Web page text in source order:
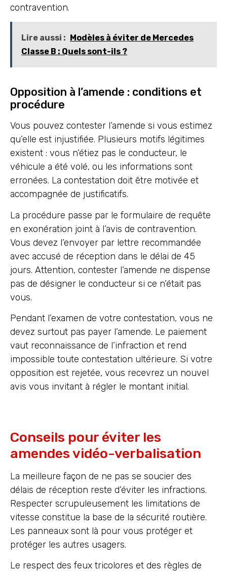
contravention.
Lire aussi : Modèles à éviter de Mercedes
Classe B : Quels sont-ils ?
Opposition à l’amende : conditions et
procédure
Vous pouvez contester l’amende si vous estimez
qu’elle est injustifiée. Plusieurs motifs légitimes
existent : vous n’étiez pas le conducteur, le
véhicule a été volé, ou les informations sont
erronées. La contestation doit être motivée et
accompagnée de justificatifs.
La procédure passe par le formulaire de requête
en exonération joint à l’avis de contravention.
Vous devez l’envoyer par lettre recommandée
avec accusé de réception dans le délai de 45
jours. Attention, contester l’amende ne dispense
pas de désigner le conducteur si ce n’était pas
vous.
Pendant l’examen de votre contestation, vous ne
devez surtout pas payer l’amende. Le paiement
vaut reconnaissance de l’infraction et rend
impossible toute contestation ultérieure. Si votre
opposition est rejetée, vous recevrez un nouvel
avis vous invitant à régler le montant initial.
Conseils pour éviter les
amendes vidéo-verbalisation
La meilleure façon de ne pas se soucier des
délais de réception reste d’éviter les infractions.
Respecter scrupuleusement les limitations de
vitesse constitue la base de la sécurité routière.
Les panneaux sont là pour vous protéger et
protéger les autres usagers.
Le respect des feux tricolores et des règles de